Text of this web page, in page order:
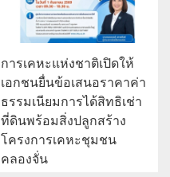
การเคหะแห่งชาติเปิดให้
เอกชนยื่นข้อเสนอราคาค่า
ธรรมเนียมการได้สิทธิเช่า
ที่ดินพร้อมสิ่งปลูกสร้าง
โครงการเคหะชุมชน
คลองจั่น